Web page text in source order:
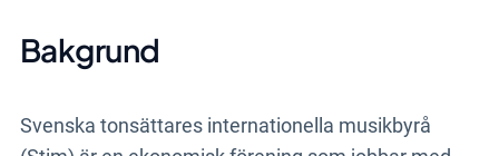
Bakgrund
Svenska tonsättares internationella musikbyrå